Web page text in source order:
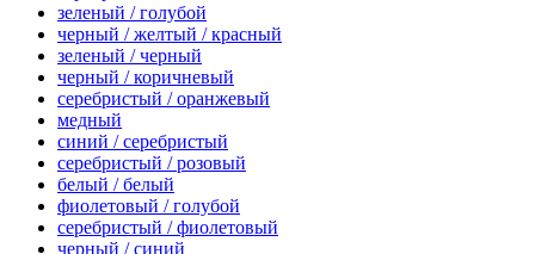
зеленый / голубой
черный / желтый / красный
зеленый / черный
черный / коричневый
серебристый / оранжевый
медный
синий / серебристый
серебристый / розовый
белый / белый
фиолетовый / голубой
серебристый / фиолетовый
черный / синий